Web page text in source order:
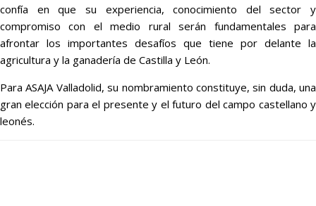
confía en que su experiencia, conocimiento del sector y
compromiso con el medio rural serán fundamentales para
afrontar los importantes desafíos que tiene por delante la
agricultura y la ganadería de Castilla y León.
Para ASAJA Valladolid, su nombramiento constituye, sin duda, una
gran elección para el presente y el futuro del campo castellano y
leonés.